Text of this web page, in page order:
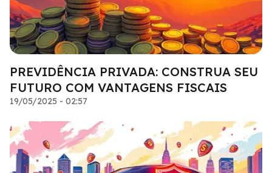
PREVIDÊNCIA PRIVADA: CONSTRUA SEU
FUTURO COM VANTAGENS FISCAIS
19/05/2025 - 02:57